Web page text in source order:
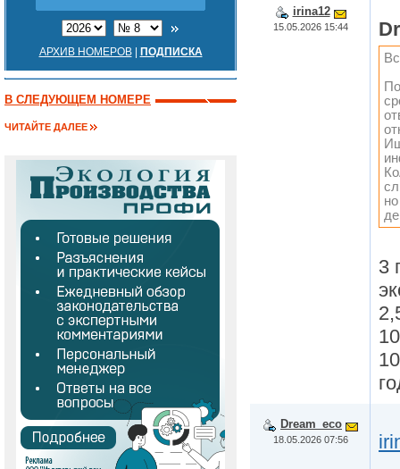
АРХИВ НОМЕРОВ| ПОДПИСКА
В СЛЕДУЮЩЕМ НОМЕРЕ
ЧИТАЙТЕ ДАЛЕЕ
irina12
15.05.2026 15:44
3
Dream_eco
18.05.2026 07:56